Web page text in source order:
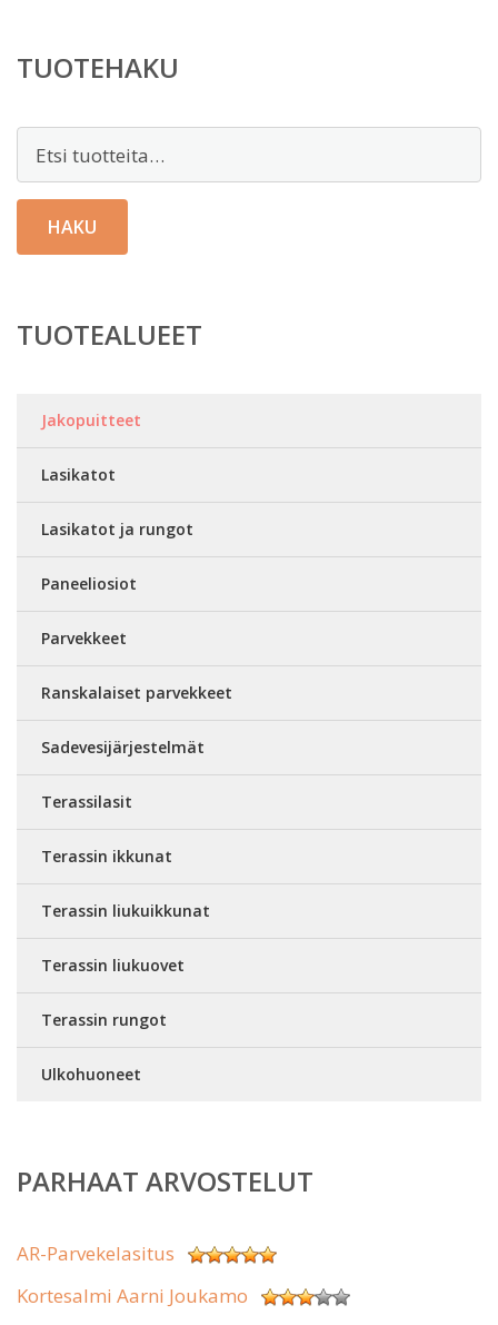
TUOTEHAKU
HAKU
TUOTEALUEET
Jakopuitteet
Lasikatot
Lasikatot ja rungot
Paneeliosiot
Parvekkeet
Ranskalaiset parvekkeet
Sadevesijärjestelmät
Terassilasit
Terassin ikkunat
Terassin liukuikkunat
Terassin liukuovet
Terassin rungot
Ulkohuoneet
PARHAAT ARVOSTELUT
AR-Parvekelasitus
Kortesalmi Aarni Joukamo